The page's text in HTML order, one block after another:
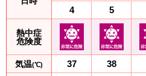
熱中症
危険度
気温(℃)
4
37
5
38